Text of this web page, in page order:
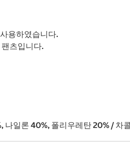
용하였습니다.
팬츠입니다.
나일론 40%, 폴리우레탄 20% /